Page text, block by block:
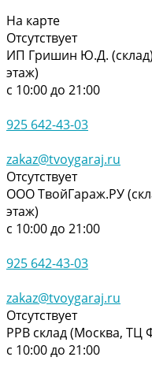
На карте
Отсутствует
ИП Гришин Ю.Д.
этаж)
с 10:00 до 21:00
925 642-43-03
zakaz@tvoygaraj.ru
Отсутствует
ООО ТвойГараж.РУ
этаж)
с 10:00 до 21:00
925 642-43-03
zakaz@tvoygaraj.ru
Отсутствует
РРВ склад (Москва,
с 10:00 до 21:00